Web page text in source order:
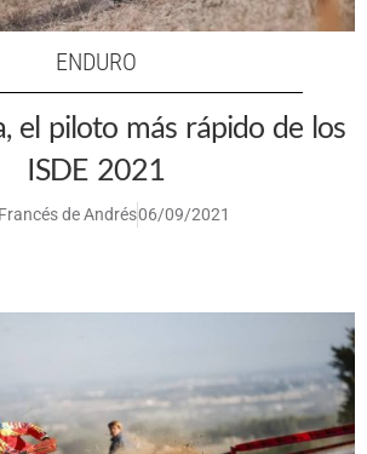
ENDURO
el piloto más rápido de los
ISDE 2021
de Andrés06/09/2021